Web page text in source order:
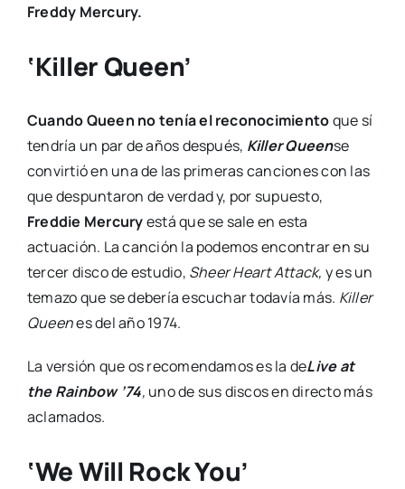
Freddy Mercury.
‘Killer Queen’
Cuando Queen no tenía el reconocimientoque sí
tendría un par de años después, Killer Queense
convirtió en una de las primeras canciones con las
que despuntaron de verdad y, por supuesto,
Freddie Mercuryestá que se sale en esta
actuación. La canción la podemos encontrar en su
tercer disco de estudio, Sheer Heart Attack, y es un
temazo que se debería escuchar todavía más. Killer
Queenes del año 1974.
La versión que os recomendamos es la deLive at
the Rainbow ’74, uno de sus discos en directo más
aclamados.
‘We Will Rock You’